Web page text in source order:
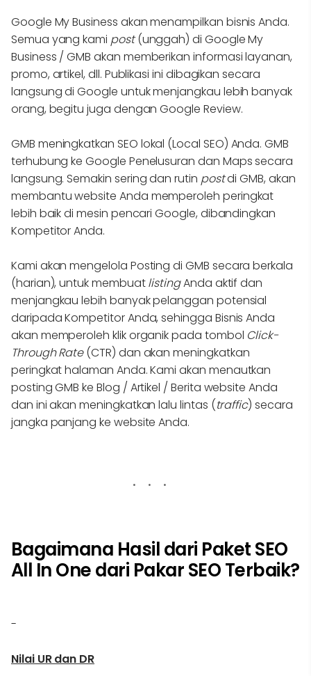
Google My Business akan menampilkan bisnis Anda.
Semua yang kami post(unggah) di Google My
Business / GMB akan memberikan informasi layanan,
promo, artikel, dll. Publikasi ini dibagikan secara
langsung di Google untuk menjangkau lebih banyak
orang, begitu juga dengan Google Review.
GMB meningkatkan SEO lokal (Local SEO) Anda. GMB
terhubung ke Google Penelusuran dan Maps secara
langsung. Semakin sering dan rutin postdi GMB, akan
membantu website Anda memperoleh peringkat
lebih baik di mesin pencari Google, dibandingkan
Kompetitor Anda.
Kami akan mengelola Posting di GMB secara berkala
(harian), untuk membuatlistingAnda aktif dan
menjangkau lebih banyak pelanggan potensial
daripada Kompetitor Anda, sehingga Bisnis Anda
akan memperoleh klik organik pada tombol Click-
Through Rate(CTR) dan akan meningkatkan
peringkat halaman Anda. Kami akan menautkan
posting GMB ke Blog / Artikel / Berita website Anda
dan ini akan meningkatkan lalu lintas (traffic) secara
jangka panjang ke website Anda.
Bagaimana Hasil dari Paket SEO
All In One dari Pakar SEO Terbaik?
-
Nilai UR dan DR